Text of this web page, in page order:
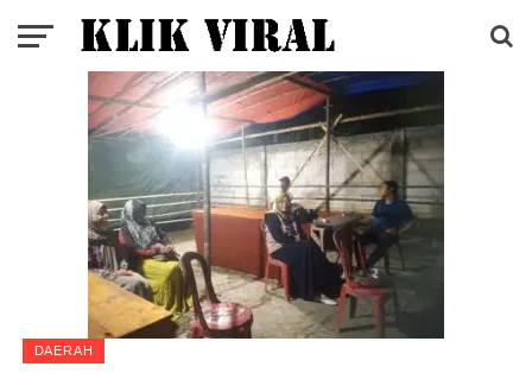
DAERAH